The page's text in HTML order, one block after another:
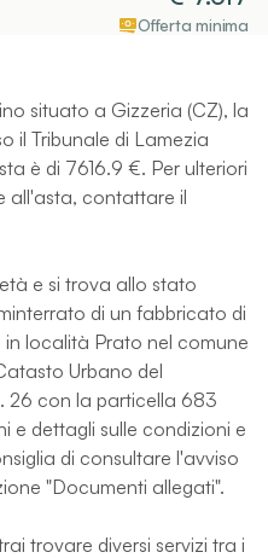
Offerta minima
situato a Gizzeria (CZ), la
il Tribunale di Lamezia
è di 7616.9 €. Per ulteriori
all'asta, contattare il
e si trova allo stato
di un fabbricato di
località Prato nel comune
Urbano del
26 con la particella 683
e dettagli sulle condizioni e
di consultare l'avviso
"Documenti allegati".
trovare diversi servizi tra i